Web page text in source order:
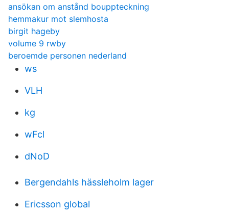
ansökan om anstånd bouppteckning
hemmakur mot slemhosta
birgit hageby
volume 9 rwby
beroemde personen nederland
ws
VLH
kg
wFcl
dNoD
Bergendahls hässleholm lager
Ericsson global